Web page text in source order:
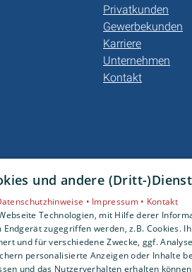
Privatkunden
Gewerbekunden
Karriere
Unternehmen
Kontakt
und andere (Dritt-
• Impressum • Kontakt
Technologien, mit Hilfe derer
zugegriffen werden, z.B. Cookies.
und für verschiedene Zwecke, ggf.
personalisierte Anzeigen oder Inhalte
und das Nutzerverhalten erhalten